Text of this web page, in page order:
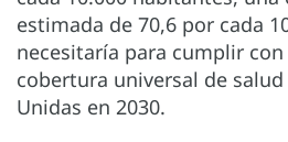
estimada de 70,6 por cada
necesitaría para cumplir
cobertura universal de
Unidas en 2030.